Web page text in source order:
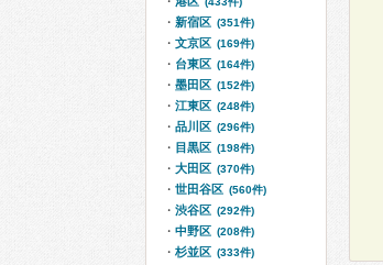
新宿区 (351件)
文京区 (169件)
台東区 (164件)
墨田区 (152件)
江東区 (248件)
品川区 (296件)
目黒区 (198件)
大田区 (370件)
世田谷区 (560件)
渋谷区 (292件)
中野区 (208件)
杉並区 (333件)